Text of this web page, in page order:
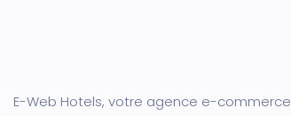
E-Web Hotels, votre agence e-commerce